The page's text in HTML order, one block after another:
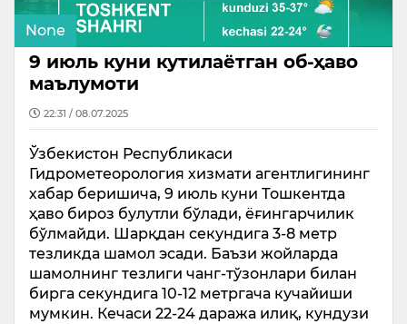
None
9 июль куни кутилаётган об-ҳаво
маълумоти
22:31 / 08.07.2025
Ўзбекистон Республикаси
Гидрометеорология хизмати агентлигининг
хабар беришича, 9 июль куни Тошкентда
ҳаво бироз булутли бўлади, ёғингарчилик
бўлмайди. Шарқдан секундига 3-8 метр
тезликда шамол эсади. Баъзи жойларда
шамолнинг тезлиги чанг-тўзонлари билан
бирга секундига 10-12 метргача кучайиши
мумкин. Кечаси 22-24 даража илиқ, кундузи